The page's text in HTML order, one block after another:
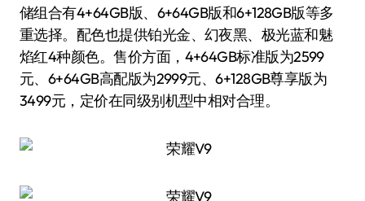
储组合有4+64GB版、6+64GB版和6+128GB版等多
重选择。配色也提供铂光金、幻夜黑、极光蓝和魅
焰红4种颜色。售价方面，4+64GB标准版为2599
元、6+64GB高配版为2999元、6+128GB尊享版为
3499元，定价在同级别机型中相对合理。